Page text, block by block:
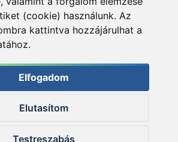
(cookie) használunk. Az
kattintva hozzájárulhat a
Elfogadom
Elutasítom
Testreszabás